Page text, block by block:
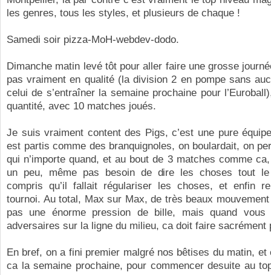
les genres, tous les styles, et plusieurs de chaque !
Samedi soir pizza-MoH-webdev-dodo.
Dimanche matin levé tôt pour aller faire une grosse
pas vraiment en qualité (la division 2 en pompe sans
celui de s’entraîner la semaine prochaine pour
quantité, avec 10 matches joués.
Je suis vraiment content des Pigs, c’est une pure
est partis comme des branquignoles, on boulardait, on
qui n’importe quand, et au bout de 3 matches comme
un peu, même pas besoin de dire les choses tout
compris qu’il fallait régulariser les choses, et enfin
tournoi. Au total, Max sur Max, de très beaux mouvement
pas une énorme pression de bille, mais quand
adversaires sur la ligne du milieu, ca doit faire sacrément
En bref, on a fini premier malgré nos bêtises du matin, et
ca la semaine prochaine, pour commencer desuite au